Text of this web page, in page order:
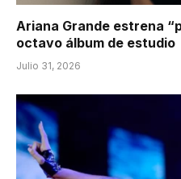
Ariana Grande estrena
octavo álbum de estudio
Julio 31, 2026